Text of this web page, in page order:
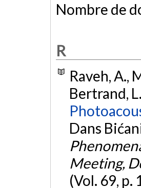
Nombre de
R
Raveh, A.,
Bertrand,
Dans
Meeting,
(Vol. 69, p.